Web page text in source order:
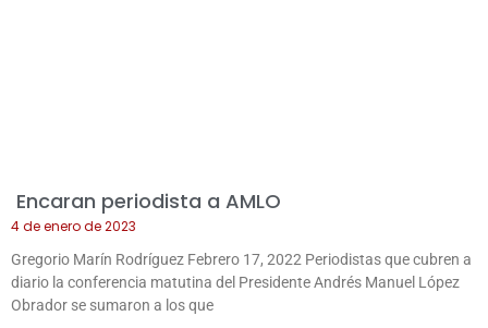
Encaran periodista a AMLO
4 de enero de 2023
Gregorio Marín Rodríguez Febrero 17, 2022 Periodistas que cubren a
diario la conferencia matutina del Presidente Andrés Manuel López
Obrador se sumaron a los que